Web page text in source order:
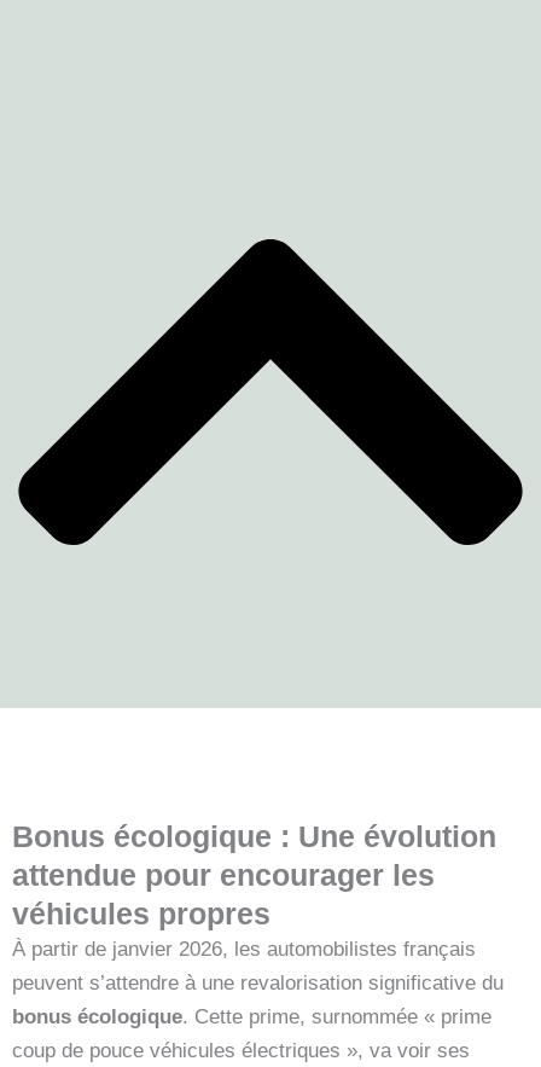
Bonus écologique : Une évolution
attendue pour encourager les
véhicules propres
À partir de janvier 2026, les automobilistes français
peuvent s’attendre à une revalorisation significative du
bonus écologique. Cette prime, surnommée « prime
coup de pouce véhicules électriques », va voir ses